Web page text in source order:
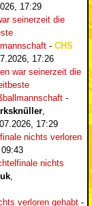
17:29
seinerzeit die
- CHS
17:26
war seinerzeit die
-
,
17:29
nichts verloren
nichts
,
verloren gehabt -